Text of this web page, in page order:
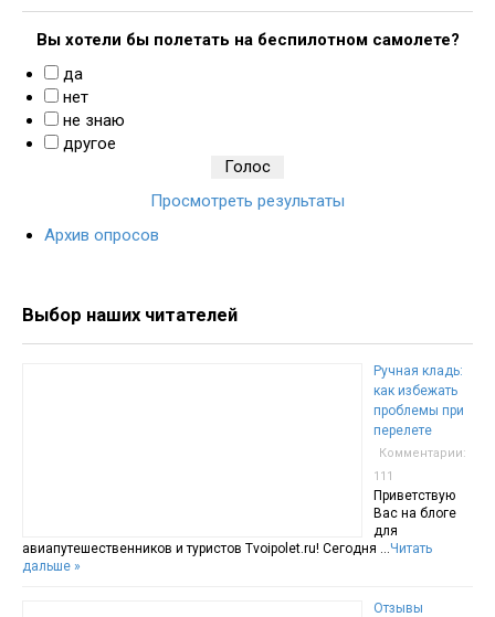
Вы хотели бы полетать на беспилотном самолете?
да
нет
не знаю
другое
Просмотреть результаты
Архив опросов
Выбор наших читателей
Ручная кладь:
как избежать
проблемы при
перелете
Комментарии:
111
Приветствую
Вас на блоге
для
авиапутешественников и туристов Tvoipolet.ru! Сегодня …Читать
дальше »
Отзывы